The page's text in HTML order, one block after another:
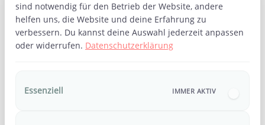
Wie lange dauert der Erste Hilfe Kurs am
Baby & Kind?
Der Kurs dauert ca. 4 Stunden und beinhaltet
Ja, selbstverständlich. Stillende Babys dürfen
Wer kann teilnehmen?
sind notwendig für den Betrieb der Website, andere
helfen uns, die Website und deine Erfahrung zu
verbessern. Du kannst deine Auswahl jederzeit anpassen
oder widerrufen. Datenschutzerklärung
Essenziell IMMER AKTIV